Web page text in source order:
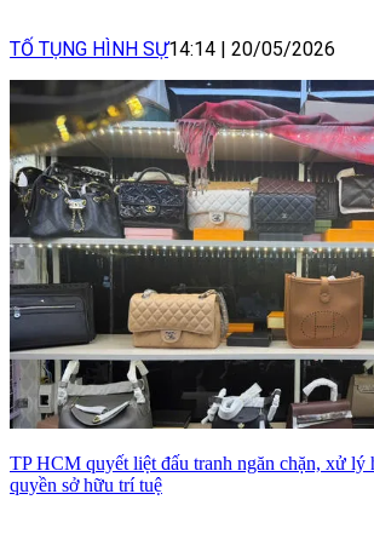
TỐ TỤNG HÌNH SỰ14:14 20/05/2026
TP HCM quyết liệt đấu tranh ngăn chặn, xử lý
quyền sở hữu trí tuệ